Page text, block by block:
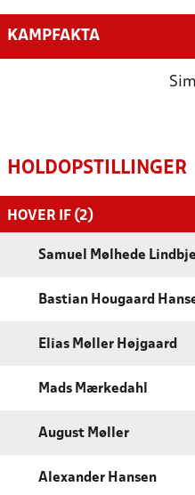
KAMPFAKTA
HOLDOPSTILLINGER
HOVER IF (2)
Samuel Mølhede
Bastian Hougaard
Elias Møller Højgaard
Mads Mærkedahl
August Møller
Alexander Hansen